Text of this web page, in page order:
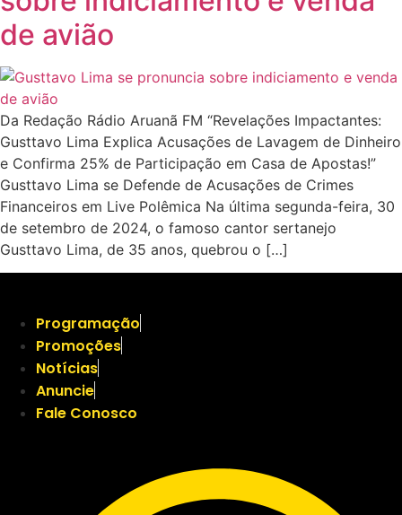
de avião
Da Redação Rádio Aruanã FM “Revelações Impactantes:
Gusttavo Lima Explica Acusações de Lavagem de Dinheiro
e Confirma 25% de Participação em Casa de Apostas!”
Gusttavo Lima se Defende de Acusações de Crimes
Financeiros em Live Polêmica Na última segunda-feira, 30
de setembro de 2024, o famoso cantor sertanejo
Gusttavo Lima, de 35 anos, quebrou o […]
Programação
Promoções
Notícias
Anuncie
Fale Conosco